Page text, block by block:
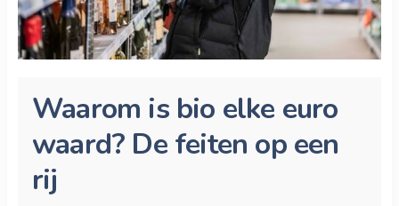
Waarom is bio elke euro
waard? De feiten op een
rij